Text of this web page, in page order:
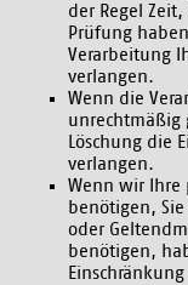
der Regel
Prüfung
Verarbeitung
verlangen.
Wenn die
unrechtmäßig
Löschung die
verlangen.
Wenn wir Ihre
benötigen,
oder
benötigen,